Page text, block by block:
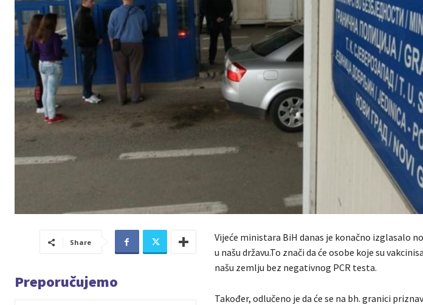
Share
Preporučujemo
Vijeće ministara BiH danas je konačno izglasalo
u našu državu.To znači da će osobe koje su
našu zemlju bez negativnog PCR testa.
Također, odlučeno je da će se na bh. granici